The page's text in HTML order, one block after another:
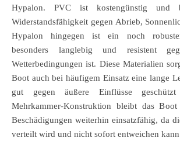
Hypalon. PVC ist kostengünstig und
Widerstandsfähigkeit gegen Abrieb,
Hypalon hingegen ist ein noch
besonders langlebig und resistent
Wetterbedingungen ist. Diese Materialien
Boot auch bei häufigem Einsatz eine lange
gut gegen äußere Einflüsse
Mehrkammer-Konstruktion bleibt das
Beschädigungen weiterhin einsatzfähig, da
verteilt wird und nicht sofort entweichen